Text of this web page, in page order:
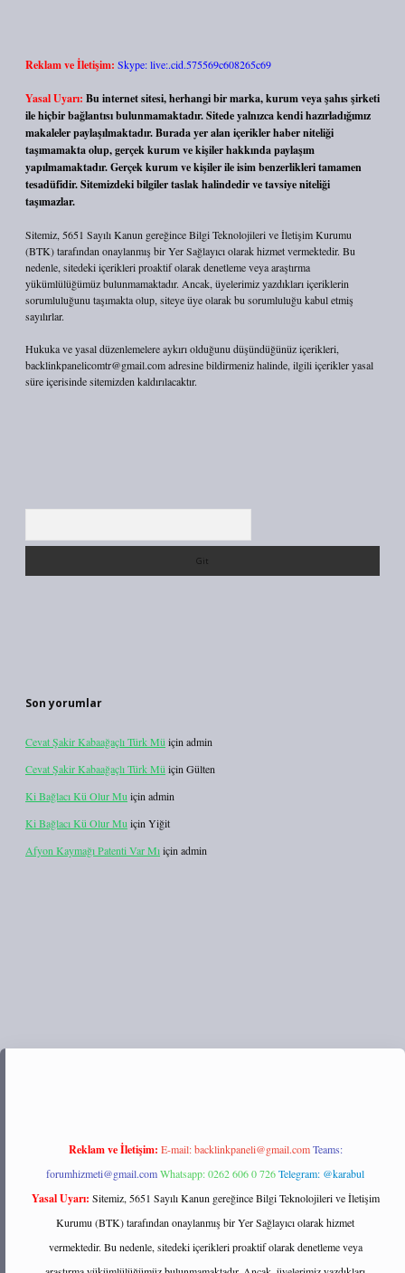
Reklam ve İletişim: Skype: live:.cid.575569c608265c69
Yasal Uyarı: Bu internet sitesi, herhangi bir marka, kurum veya şahıs şirketi
ile hiçbir bağlantısı bulunmamaktadır. Sitede yalnızca kendi hazırladığımız
makaleler paylaşılmaktadır. Burada yer alan içerikler haber niteliği
taşımamakta olup, gerçek kurum ve kişiler hakkında paylaşım
yapılmamaktadır. Gerçek kurum ve kişiler ile isim benzerlikleri tamamen
tesadüfidir. Sitemizdeki bilgiler taslak halindedir ve tavsiye niteliği
taşımazlar.
Sitemiz, 5651 Sayılı Kanun gereğince Bilgi Teknolojileri ve İletişim Kurumu
(BTK) tarafından onaylanmış bir Yer Sağlayıcı olarak hizmet vermektedir. Bu
nedenle, sitedeki içerikleri proaktif olarak denetleme veya araştırma
yükümlülüğümüz bulunmamaktadır. Ancak, üyelerimiz yazdıkları içeriklerin
sorumluluğunu taşımakta olup, siteye üye olarak bu sorumluluğu kabul etmiş
sayılırlar.
Hukuka ve yasal düzenlemelere aykırı olduğunu düşündüğünüz içerikleri,
backlinkpanelicomtr@gmail.comadresine bildirmeniz halinde, ilgili içerikler yasal
süre içerisinde sitemizden kaldırılacaktır.
Son yorumlar
Cevat Şakir Kabaağaçlı Türk Mü için admin
Cevat Şakir Kabaağaçlı Türk Mü için Gülten
Ki Bağlacı Kü Olur Mu için admin
Ki Bağlacı Kü Olur Mu için Yiğit
Afyon Kaymağı Patenti Var Mıiçin admin
tulipbett.net/
Reklam ve İletişim: E-mail:backlinkpaneli@gmail.com Teams:
forumhizmeti@gmail.comWhatsapp: 0262 606 0 726Telegram: @karabul
Yasal Uyarı: Sitemiz, 5651 Sayılı Kanun gereğince Bilgi Teknolojileri ve İletişim
Kurumu (BTK) tarafından onaylanmış bir Yer Sağlayıcı olarak hizmet
vermektedir. Bu nedenle, sitedeki içerikleri proaktif olarak denetleme veya